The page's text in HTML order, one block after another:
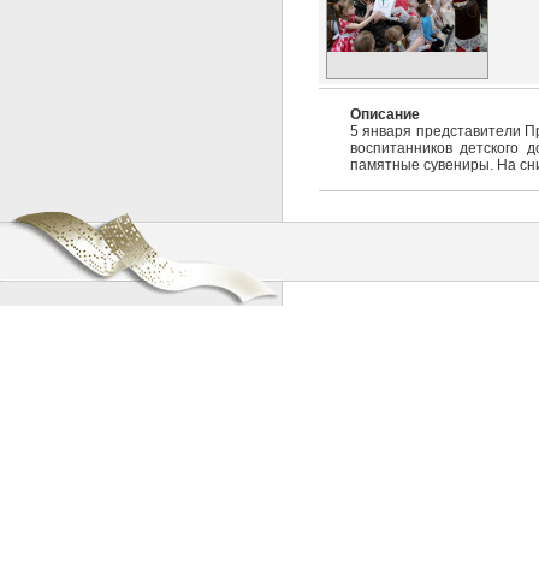
Описание
5 января представители
воспитанников
памятные сувениры. На